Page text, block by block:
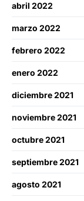
abril 2022
marzo 2022
febrero 2022
enero 2022
diciembre 2021
noviembre 2021
octubre 2021
septiembre 2021
agosto 2021